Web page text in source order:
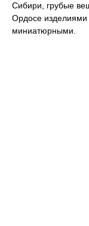
Сибири, грубые
Ордосе изделиями
миниатюрными.